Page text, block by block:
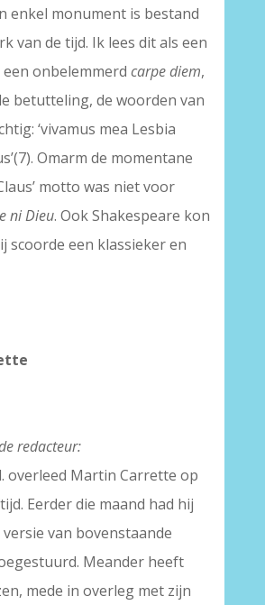
enkel monument is bestand
van de tijd. Ik lees dit als een
onbelemmerd carpe diem,
betutteling, de woorden van
‘vivamus mea Lesbia
Omarm de momentane
motto was niet voor
ni Dieu. Ook Shakespeare kon
scoorde een klassieker en
redacteur:
overleed Martin Carrette op
Eerder die maand had hij
van bovenstaande
Meander heeft
mede in overleg met zijn